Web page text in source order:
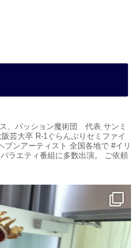
ョンプリンセス【公式】
、パッション魔術団 代表 サンミ
阪芸大卒 R-1ぐらんぷりセミファイ
ブンアーティスト 全国各地で #イリ
バラエティ番組に多数出演。 ご依頼